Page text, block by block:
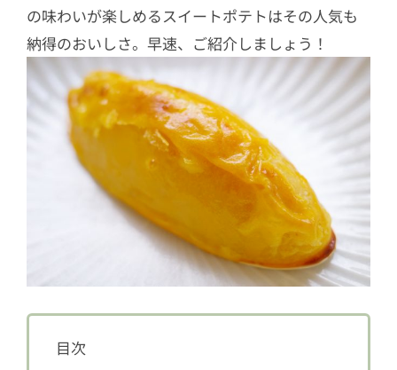
の味わいが楽しめるスイートポテトはその人気も
納得のおいしさ。早速、ご紹介しましょう！
目次